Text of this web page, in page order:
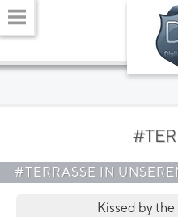
#TERRASSE IN
Kissed by the